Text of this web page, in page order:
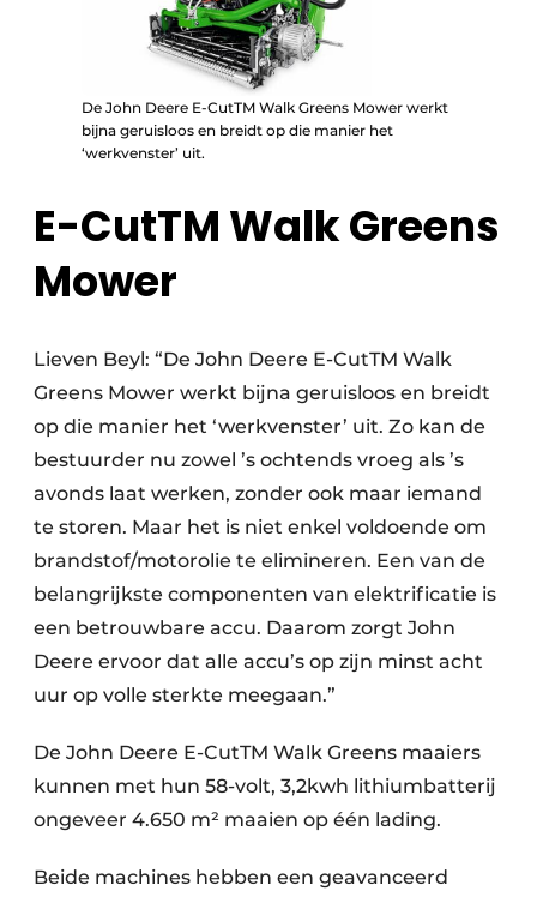
De John Deere E-CutTM Walk Greens Mower werkt
bijna geruisloos en breidt op die manier het
‘werkvenster’ uit.
E-CutTM Walk Greens
Mower
Lieven Beyl: “De John Deere E-CutTM Walk
Greens Mower werkt bijna geruisloos en breidt
op die manier het ‘werkvenster’ uit. Zo kan de
bestuurder nu zowel ’s ochtends vroeg als ’s
avonds laat werken, zonder ook maar iemand
te storen. Maar het is niet enkel voldoende om
brandstof/motorolie te elimineren. Een van de
belangrijkste componenten van elektrificatie is
een betrouwbare accu. Daarom zorgt John
Deere ervoor dat alle accu’s op zijn minst acht
uur op volle sterkte meegaan.”
De John Deere E-CutTM Walk Greens maaiers
kunnen met hun 58-volt, 3,2kwh lithiumbatterij
ongeveer 4.650 m² maaien op één lading.
Beide machines hebben een geavanceerd